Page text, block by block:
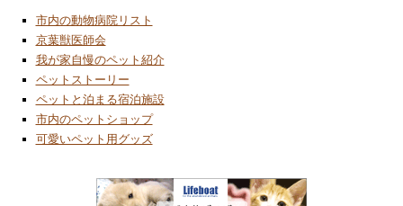
市内の動物病院リスト
京葉獣医師会
我が家自慢のペット紹介
ペットストーリー
ペットと泊まる宿泊施設
市内のペットショップ
可愛いペット用グッズ